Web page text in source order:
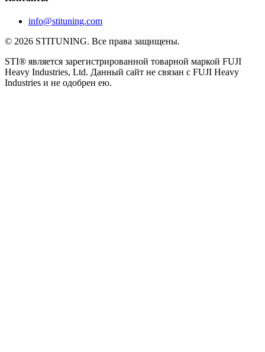
info@stituning.com
© 2026 STITUNING. Все права защищены.
STI® является зарегистрированной товарной маркой FUJI
Heavy Industries, Ltd. Данный сайт не связан с FUJI Heavy
Industries и не одобрен ею.